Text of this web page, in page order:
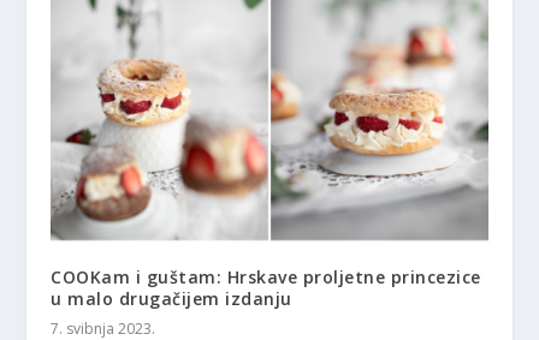
COOKam i guštam: Hrskave proljetne princezice
u malo drugačijem izdanju
7. svibnja 2023.